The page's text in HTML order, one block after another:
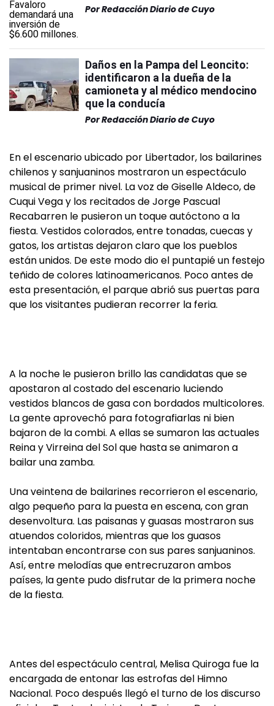
PorRedacción Diario de Cuyo
Daños en la Pampa del Leoncito:
identificaron a la dueña de la
camioneta y al médico mendocino
que la conducía
PorRedacción Diario de Cuyo
En el escenario ubicado por Libertador, los bailarines
chilenos y sanjuaninos mostraron un espectáculo
musical de primer nivel. La voz de Giselle Aldeco, de
Cuqui Vega y los recitados de Jorge Pascual
Recabarren le pusieron un toque autóctono a la
fiesta. Vestidos colorados, entre tonadas, cuecas y
gatos, los artistas dejaron claro que los pueblos
están unidos. De este modo dio el puntapié un festejo
teñido de colores latinoamericanos. Poco antes de
esta presentación, el parque abrió sus puertas para
que los visitantes pudieran recorrer la feria.
A la noche le pusieron brillo las candidatas que se
apostaron al costado del escenario luciendo
vestidos blancos de gasa con bordados multicolores.
La gente aprovechó para fotografiarlas ni bien
bajaron de la combi. A ellas se sumaron las actuales
Reina y Virreina del Sol que hasta se animaron a
bailar una zamba.
Una veintena de bailarines recorrieron el escenario,
algo pequeño para la puesta en escena, con gran
desenvoltura. Las paisanas y guasas mostraron sus
atuendos coloridos, mientras que los guasos
intentaban encontrarse con sus pares sanjuaninos.
Así, entre melodías que entrecruzaron ambos
países, la gente pudo disfrutar de la primera noche
de la fiesta.
Antes del espectáculo central, Melisa Quiroga fue la
encargada de entonar las estrofas del Himno
Nacional. Poco después llegó el turno de los discurso